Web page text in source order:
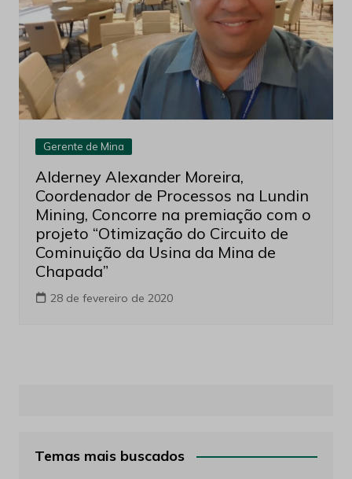
Gerente de Mina
Alderney Alexander Moreira,
Coordenador de Processos na Lundin
Mining, Concorre na premiação com o
projeto “Otimização do Circuito de
Cominuição da Usina da Mina de
Chapada”
28 de fevereiro de 2020
Temas mais buscados